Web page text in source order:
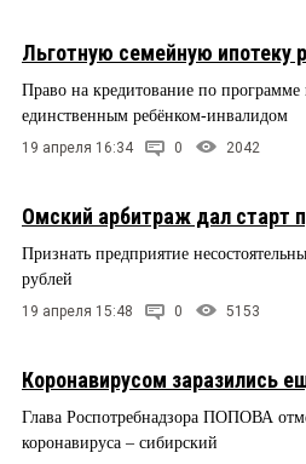
Льготную семейную ипотеку
Право на кредитование по
единственным ребёнком-инвалидом
19 апреля 16:34 0 2042
Омский арбитраж дал старт
Признать предприятие
рублей
19 апреля 15:48 0 5153
Коронавирусом заразились
Глава Роспотребнадзора ПОПОВА
коронавируса – сибирский